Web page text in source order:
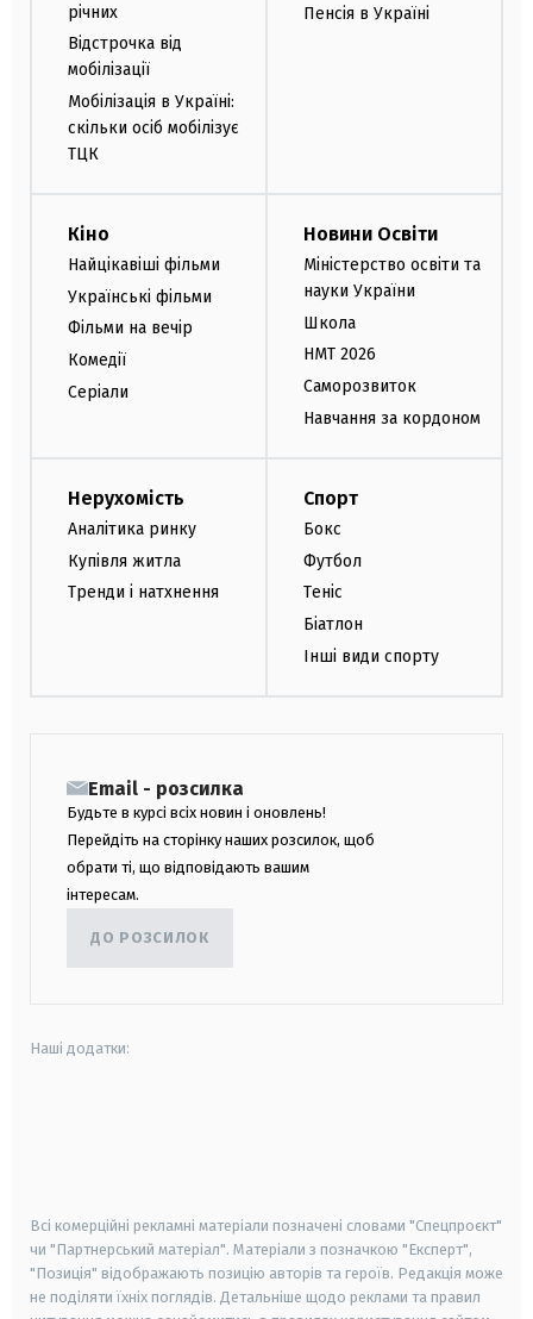
річних
Відстрочка від
мобілізації
Мобілізація в Україні:
скільки осіб мобілізує
ТЦК
Пенсія в Україні
Кіно
Найцікавіші фільми
Українські фільми
Фільми на вечір
Комедії
Серіали
Новини Освіти
Міністерство освіти та
науки України
Школа
НМТ 2026
Саморозвиток
Навчання за кордоном
Нерухомість
Аналітика ринку
Купівля житла
Тренди і натхнення
Спорт
Бокс
Футбол
Теніс
Біатлон
Інші види спорту
Email - розсилка
Будьте в курсі всіх новин і оновлень!
Перейдіть на сторінку наших розсилок, щоб
обрати ті, що відповідають вашим
інтересам.
ДО РОЗСИЛОК
Наші додатки:
Всі комерційні рекламні матеріали позначені словами "Спецпроєкт"
чи "Партнерський матеріал". Матеріали з позначкою "Експерт",
"Позиція" відображають позицію авторів та героїв. Редакція може
не поділяти їхніх поглядів. Детальніше щодо реклами та правил